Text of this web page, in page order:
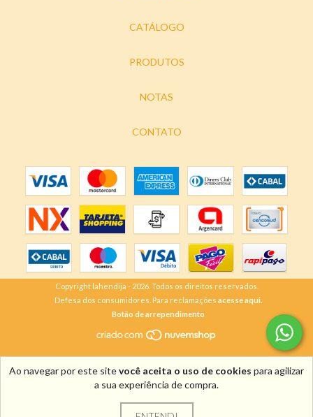
Ao navegar por este sitevocê aceita o uso de cookies para agilizar
a sua experiência de compra.
CATÁLOGO
PRODUTOS
NOTAS
CONTATO
Copyright lahendija - 2026. Todos os direitos reservados.
Defesa dos consumidores. Para reclamações acesse aqui.
Botão de arrependimento